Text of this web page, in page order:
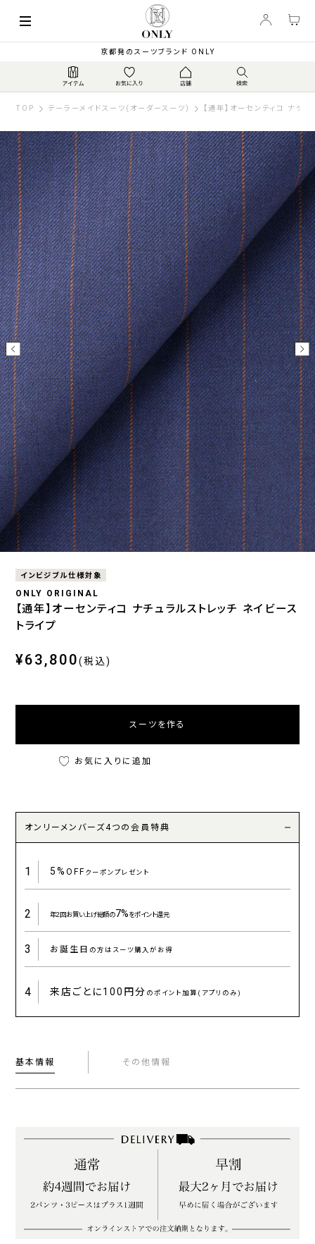
京都発のスーツブランド ONLY
TOP テーラーメイドスーツ(オーダースーツ) 【通年】オーセンティコ ナチ
インビジブル仕様対象
ONLY ORIGINAL
【通年】オーセンティコ ナチュラルストレッチ ネイビース
トライプ
¥63,800(税込)
スーツを作る
お気に入りに追加
オンリーメンバーズ4つの会員特典
1 5%OFFクーポンプレゼント
2 年2回お買い上げ総額の7%をポイント還元
3 お誕生日 の方はスーツ購入がお得
4 来店ごとに100円分 のポイント加算(アプリのみ)
基本情報 その他情報